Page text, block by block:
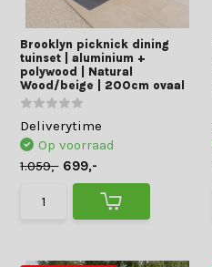
Brooklyn picknick dining
tuinset | aluminium +
polywood | Natural
Wood/beige | 200cm ovaal
Deliverytime
Op voorraad
1.059,- 699,-